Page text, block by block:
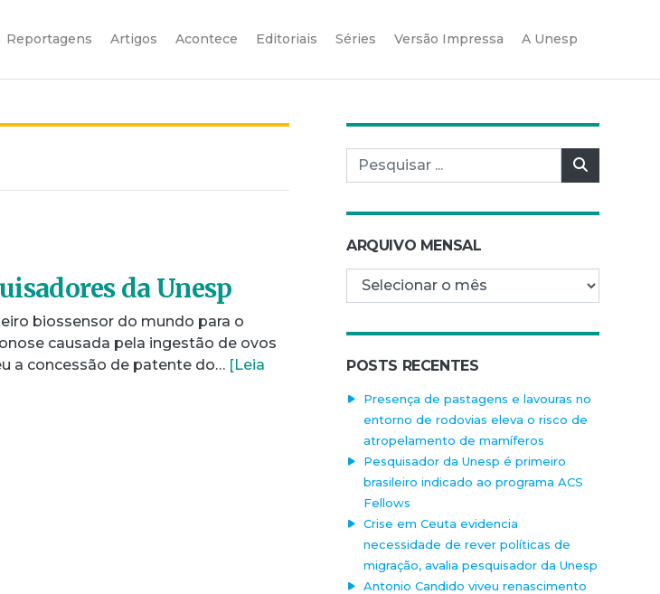
Reportagens Artigos Acontece Editoriais Séries Versão Impressa A Unesp
da Unesp
biossensor do mundo para o
causada pela ingestão de ovos
a concessão de patente do… [Leia
Pesquisar por:
ARQUIVO MENSAL
Arquivo mensal
POSTS RECENTES
Presença de pastagens e lavouras no
entorno de rodovias eleva o risco de
atropelamento de mamíferos
Pesquisador da Unesp é primeiro
brasileiro indicado ao programa ACS
Fellows
Crise em Ceuta evidencia
necessidade de rever políticas de
migração, avalia pesquisador da Unesp
Antonio Candido viveu renascimento